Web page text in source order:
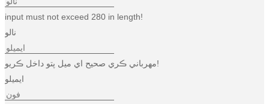
input must not exceed 280 in length!
نالو
مهرباني ڪري صحيح اي ميل پتو داخل ڪريو!
ايميلو